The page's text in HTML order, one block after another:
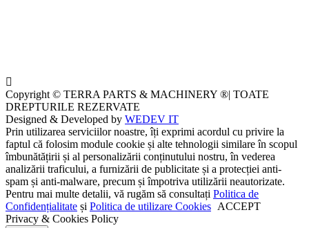
Copyright © TERRA PARTS & MACHINERY ®| TOATE
DREPTURILE REZERVATE
Designed & Developed by WEDEV IT
Prin utilizarea serviciilor noastre, îți exprimi acordul cu privire la
faptul că folosim module cookie și alte tehnologii similare în scopul
îmbunătățirii și al personalizării conținutului nostru, în vederea
analizării traficului, a furnizării de publicitate și a protecției anti-
spam și anti-malware, precum și împotriva utilizării neautorizate.
Pentru mai multe detalii, vă rugăm să consultați Politica de
Confidențialitate și Politica de utilizare Cookies ACCEPT
Privacy & Cookies Policy